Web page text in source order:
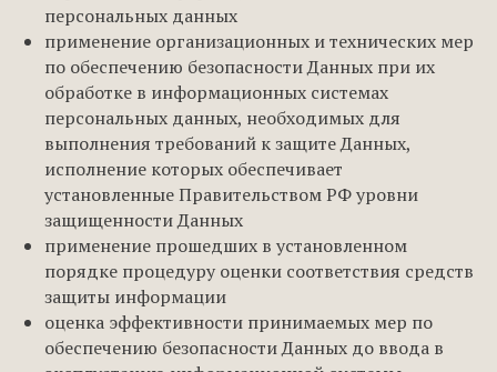
персональных данных
применение организационных и технических мер
по обеспечению безопасности Данных при их
обработке в информационных системах
персональных данных, необходимых для
выполнения требований к защите Данных,
исполнение которых обеспечивает
установленные Правительством РФ уровни
защищенности Данных
применение прошедших в установленном
порядке процедуру оценки соответствия средств
защиты информации
оценка эффективности принимаемых мер по
обеспечению безопасности Данных до ввода в